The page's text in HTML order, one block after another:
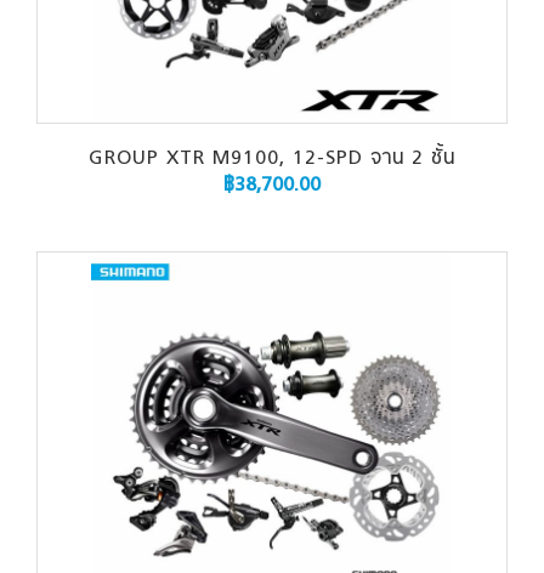
GROUP XTR M9100, 12-SPD จาน 2 ชั้น
฿38,700.00